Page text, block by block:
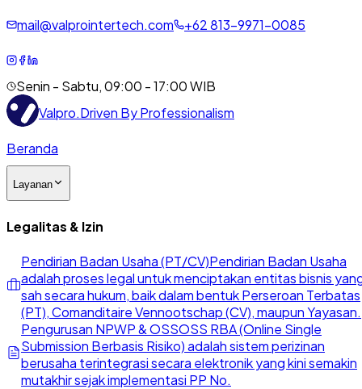
mail@valprointertech.com +62813-9971-0085
Senin - Sabtu, 09:00 - 17:00 WIB
Valpro.Driven By Professionalism
Beranda
Layanan
Legalitas & Izin
Pendirian Badan Usaha (PT/CV)Pendirian Badan Usaha
adalah proses legal untuk menciptakan entitas bisnis
sah secara hukum, baik dalam bentuk Perseroan Terbatas
(PT), Comanditaire Vennootschap (CV), maupun Yayasan.
Pengurusan NPWP & OSSOSS RBA (Online Single
Submission Berbasis Risiko) adalah sistem perizinan
berusaha terintegrasi secara elektronik yang kini semakin
mutakhir sejak implementasi PP No.